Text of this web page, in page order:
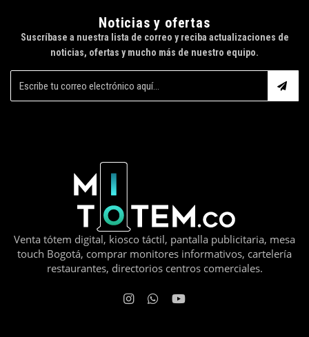
Noticias y ofertas
Suscríbase a nuestra lista de correo y reciba actualizaciones de
noticias, ofertas y mucho más de nuestro equipo.
Venta tótem digital, kiosco táctil, pantalla publicitaria, mesa
touch Bogotá, comprar monitores informativos, cartelería
restaurantes, directorios centros comerciales.